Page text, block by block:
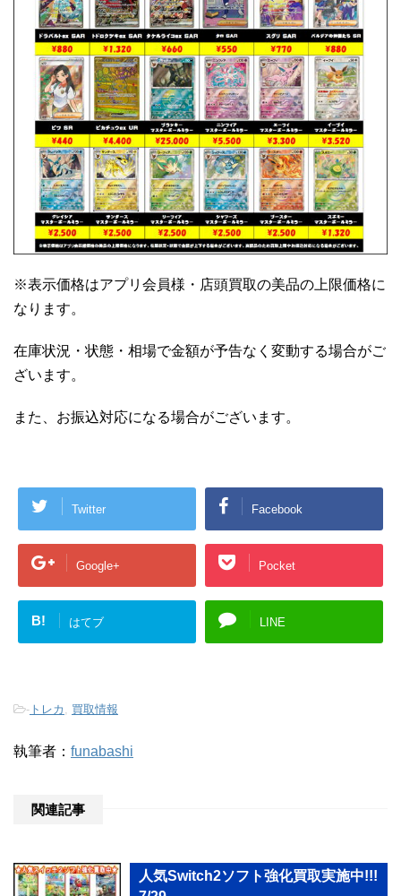
※表示価格はアプリ会員様・店頭買取の美品の上限価格に
なります。
在庫状況・状態・相場で金額が予告なく変動する場合がご
ざいます。
また、お振込対応になる場合がございます。
Twitter Facebook
Google+ Pocket
B! はてブ LINE
- トレカ , 買取情報
執筆者： funabashi
関連記事
人気Switch2ソフト強化買取実施中!!!